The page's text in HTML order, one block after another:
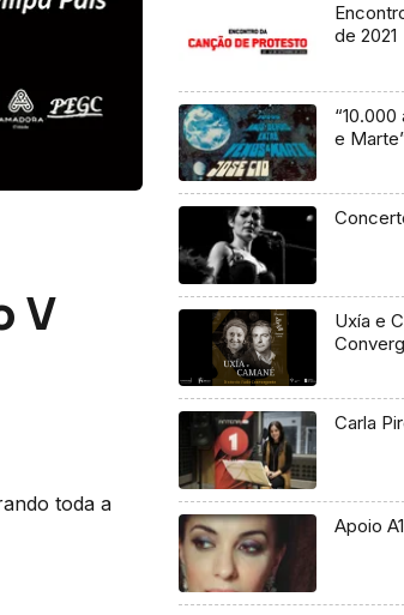
V
toda a
de 2021
e
Uxía e
Carla
Apoio